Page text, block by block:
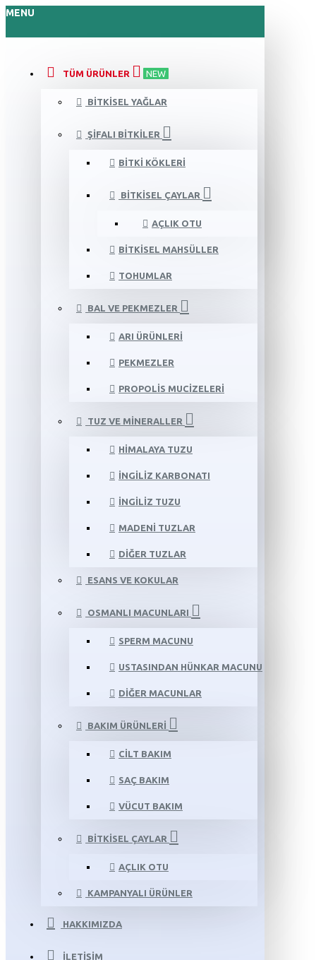
MENU
TÜM ÜRÜNLER NEW
BITKISEL YAĞLAR
ŞIFALI BITKILER
BITKI KÖKLERI
BITKISEL ÇAYLAR
AÇLIK OTU
BITKISEL MAHSÜLLER
TOHUMLAR
BAL VE PEKMEZLER
ARI ÜRÜNLERI
PEKMEZLER
PROPOLIS MUCIZELERI
TUZ VE MINERALLER
HIMALAYA TUZU
İNGILIZ KARBONATI
İNGILIZ TUZU
MADENI TUZLAR
DIĞER TUZLAR
ESANS VE KOKULAR
OSMANLI MACUNLARI
SPERM MACUNU
USTASINDAN HÜNKAR MACUNU
DIĞER MACUNLAR
BAKIM ÜRÜNLERI
CILT BAKIM
SAÇ BAKIM
VÜCUT BAKIM
BITKISEL ÇAYLAR
AÇLIK OTU
KAMPANYALI ÜRÜNLER
HAKKIMIZDA
İLETIŞIM